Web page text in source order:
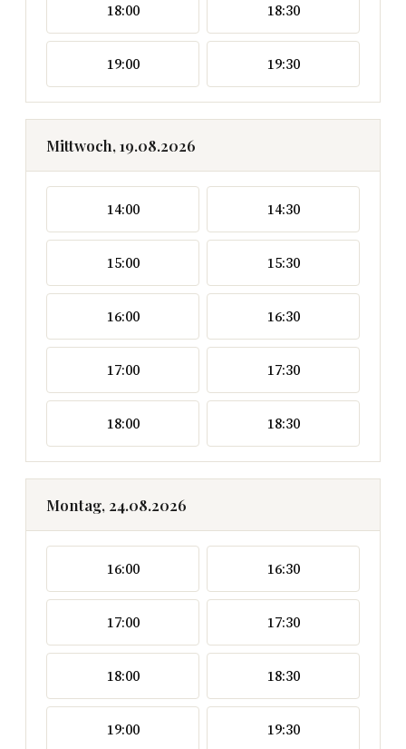
18:00 18:30
19:00 19:30
Mittwoch, 19.08.2026
14:00 14:30
15:00 15:30
16:00 16:30
17:00 17:30
18:00 18:30
Montag, 24.08.2026
16:00 16:30
17:00 17:30
18:00 18:30
19:00 19:30